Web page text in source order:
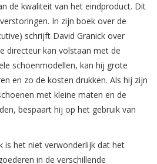
de kwaliteit van het eindproduct. Dit
In zijn boek over de
schrijft David Granick over
directeur kan volstaan met de
schoenmodellen, kan hij grote
en zo de kosten drukken. Als hij zijn
met kleine maten en de
bespaart hij op het gebruik van
is het niet verwonderlijk dat het
in de verschillende